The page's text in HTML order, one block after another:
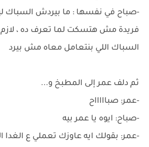
-صباح في نفسها : ما بيردش السباك
فريدة مش هتسكت لما تعرف ده ، لازم
السباك اللي بنتعامل معاه مش بيرد
ثم دلف عمر إلى المطبخ و...
-عمر: صباااااح
-صباح: ايوه يا عمر بيه
-عمر: بقولك ايه عاوزك تعملي ع الغدا